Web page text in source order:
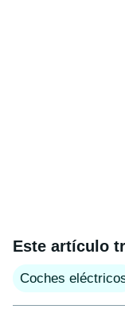
Este artículo
Coches